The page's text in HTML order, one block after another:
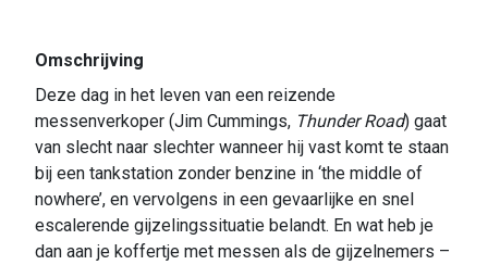
Omschrijving
Deze dag in het leven van een reizende
messenverkoper (Jim Cummings, Thunder Road) gaat
van slecht naar slechter wanneer hij vast komt te staan
bij een tankstation zonder benzine in ‘the middle of
nowhere’, en vervolgens in een gevaarlijke en snel
escalerende gijzelingssituatie belandt. En wat heb je
dan aan je koffertje met messen als de gijzelnemers –